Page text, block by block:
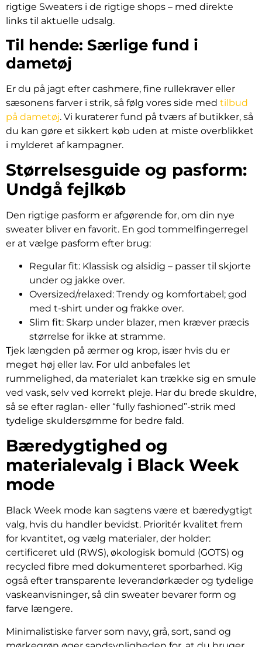
rigtige Sweaters i de rigtige shops – med direkte
links til aktuelle udsalg.
Til hende: Særlige fund i
dametøj
Er du på jagt efter cashmere, fine rullekraver eller
sæsonens farver i strik, så følg vores side med tilbud
på dametøj. Vi kuraterer fund på tværs af butikker, så
du kan gøre et sikkert køb uden at miste overblikket
i mylderet af kampagner.
Størrelsesguide og pasform:
Undgå fejlkøb
Den rigtige pasform er afgørende for, om din nye
sweater bliver en favorit. En god tommelfingerregel
er at vælge pasform efter brug:
Regular fit: Klassisk og alsidig – passer til skjorte
under og jakke over.
Oversized/relaxed: Trendy og komfortabel; god
med t-shirt under og frakke over.
Slim fit: Skarp under blazer, men kræver præcis
størrelse for ikke at stramme.
Tjek længden på ærmer og krop, især hvis du er
meget høj eller lav. For uld anbefales let
rummelighed, da materialet kan trække sig en smule
ved vask, selv ved korrekt pleje. Har du brede skuldre,
så se efter raglan- eller “fully fashioned”-strik med
tydelige skuldersømme for bedre fald.
Bæredygtighed og
materialevalg i Black Week
mode
Black Week mode kan sagtens være et bæredygtigt
valg, hvis du handler bevidst. Prioritér kvalitet frem
for kvantitet, og vælg materialer, der holder:
certificeret uld (RWS), økologisk bomuld (GOTS) og
recycled fibre med dokumenteret sporbarhed. Kig
også efter transparente leverandørkæder og tydelige
vaskeanvisninger, så din sweater bevarer form og
farve længere.
Minimalistiske farver som navy, grå, sort, sand og